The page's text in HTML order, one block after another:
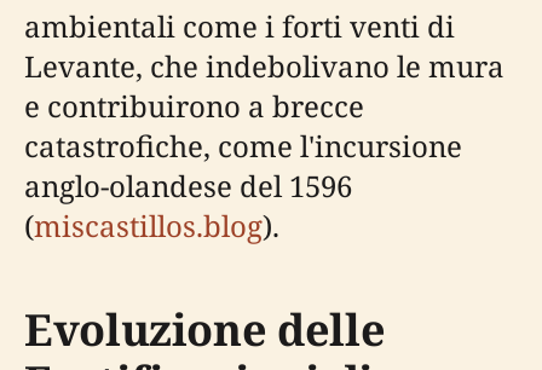
ambientali come i forti venti di
Levante, che indebolivano le mura
e contribuirono a brecce
catastrofiche, come l'incursione
anglo-olandese del 1596
(miscastillos.blog).
Evoluzione delle